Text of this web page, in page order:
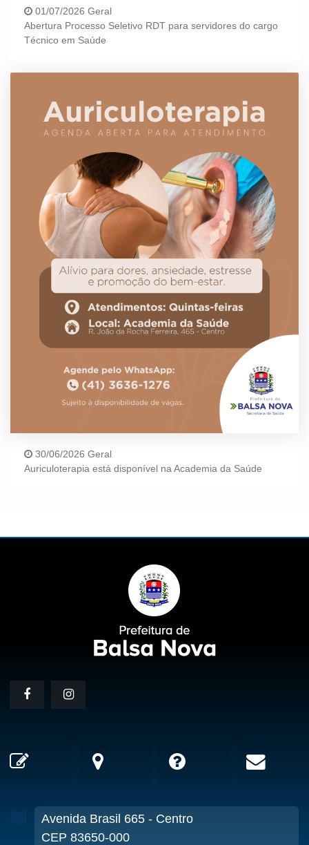
01/07/2026 Geral
Abertura Processo Seletivo RDT para servidores do cargo
Técnico em Saúde
30/06/2026 Geral
Auriculoterapia está disponível na Academia da Saúde
Avenida Brasil 665 - Centro
CEP 83650-000